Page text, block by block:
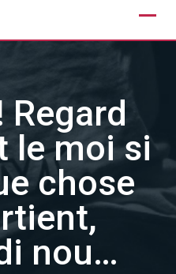
Regard
le moi si
chose
nou…